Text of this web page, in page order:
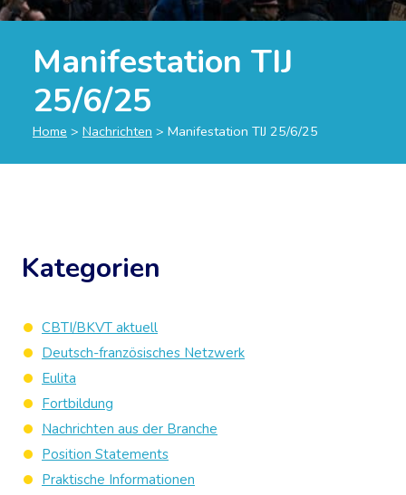
Manifestation TIJ
25/6/25
Home > Nachrichten > Manifestation TIJ 25/6/25
Kategorien
CBTI/BKVT aktuell
Deutsch-französisches Netzwerk
Eulita
Fortbildung
Nachrichten aus der Branche
Position Statements
Praktische Informationen